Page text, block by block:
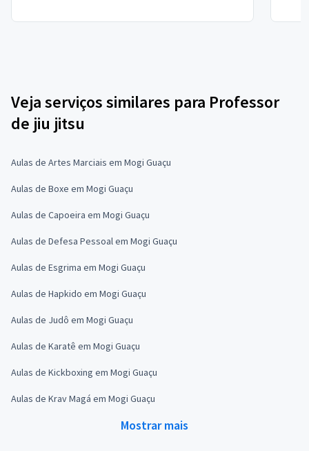
Veja serviços similares para Professor
de jiu jitsu
Aulas de Artes Marciais em Mogi Guaçu
Aulas de Boxe em Mogi Guaçu
Aulas de Capoeira em Mogi Guaçu
Aulas de Defesa Pessoal em Mogi Guaçu
Aulas de Esgrima em Mogi Guaçu
Aulas de Hapkido em Mogi Guaçu
Aulas de Judô em Mogi Guaçu
Aulas de Karatê em Mogi Guaçu
Aulas de Kickboxing em Mogi Guaçu
Aulas de Krav Magá em Mogi Guaçu
Mostrar mais